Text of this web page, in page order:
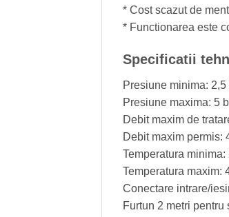
* Cost scazut de
* Functionarea este
Specificatii
Presiune minima: 2,5
Presiune maxima: 5
Debit maxim de
Debit maxim permis:
Temperatura minima:
Temperatura maxim:
Conectare intrare/
Furtun 2 metri pentru